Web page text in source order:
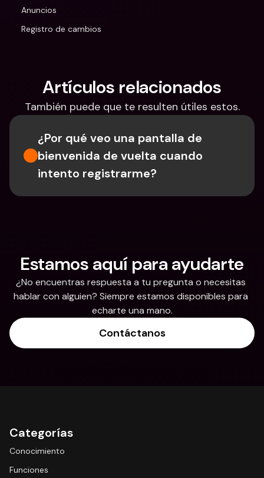
Anuncios
Registro de cambios
Artículos relacionados
También puede que te resulten útiles estos.
¿Por qué veo una pantalla de
bienvenida de vuelta cuando
intento registrarme?
Estamos aquí para ayudarte
¿No encuentras respuesta a tu pregunta o necesitas
hablar con alguien? Siempre estamos disponibles para
echarte una mano.
Contáctanos
Categorías
Conocimiento
Funciones